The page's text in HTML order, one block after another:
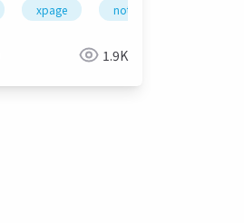
bootstrap
xpage notes
1.9K